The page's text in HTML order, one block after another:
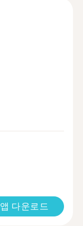
앱 다운로드